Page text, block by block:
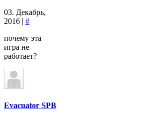
03. Декабрь,
2016 | #
почему эта
игра не
работает?
Evacuator SPB